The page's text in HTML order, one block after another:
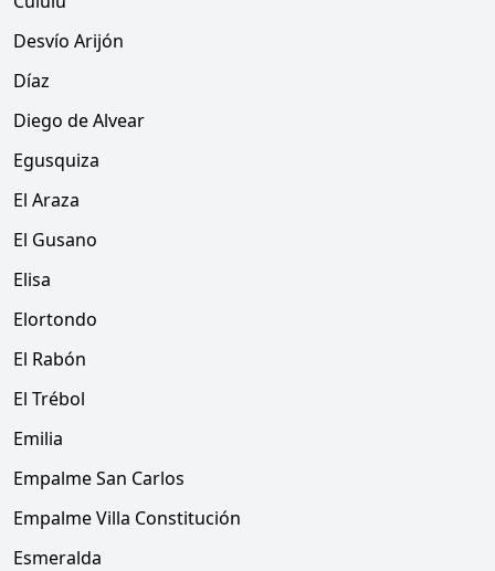
Desvío Arijón
Díaz
Diego de Alvear
Egusquiza
El Araza
El Gusano
Elisa
Elortondo
El Rabón
El Trébol
Emilia
Empalme San Carlos
Empalme Villa Constitución
Esmeralda